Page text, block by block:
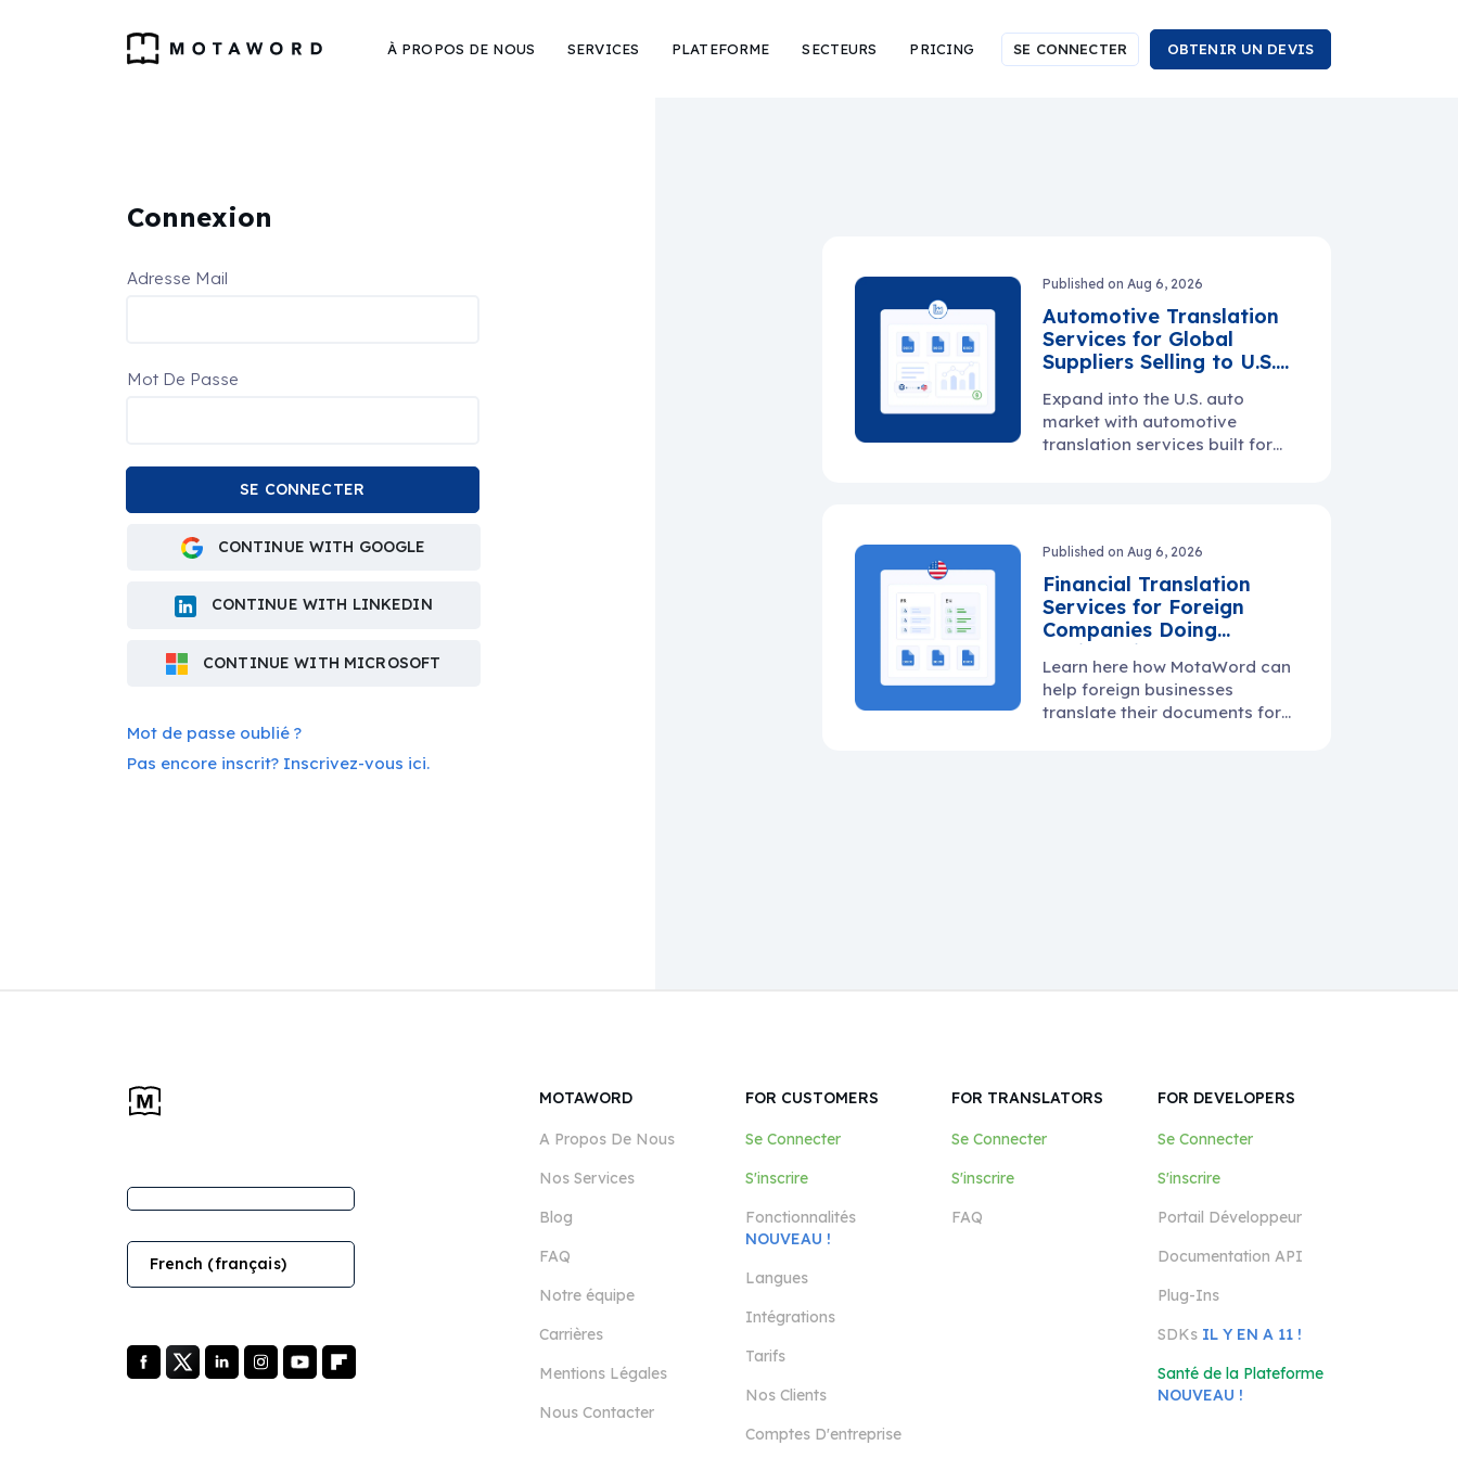
À PROPOS DE NOUS SERVICES PLATEFORME SECTEURS PRICING SE CONNECTER OBTENIR UN DEVIS
Connexion
Adresse Mail
Mot De Passe
CONTINUE WITH GOOGLE
CONTINUE WITH LINKEDIN
CONTINUE WITH MICROSOFT
Mot de passe oublié ?
Pas encore inscrit? Inscrivez-vous ici.
Published on Aug 6, 2026
Automotive Translation
Services for Global
Suppliers Selling to U.S.
Expand into the U.S. auto
market with automotive
translation services built for
Published on Aug 6, 2026
Financial Translation
Services for Foreign
Companies Doing
Business in the U.S.
Learn here how MotaWord can
help foreign businesses
translate their documents for
French (français)
MOTAWORD
A Propos De Nous
Nos Services
Blog
FAQ
Notre équipe
Carrières
Mentions Légales
Nous Contacter
FOR CUSTOMERS
Se Connecter
S'inscrire
Fonctionnalités
NOUVEAU !
Langues
Intégrations
Tarifs
Nos Clients
Comptes D'entreprise
FOR TRANSLATORS
Se Connecter
S'inscrire
FAQ
FOR DEVELOPERS
Se Connecter
S'inscrire
Portail Développeur
Documentation API
Plug-Ins
SDKs IL Y EN A 11 !
Santé de la Plateforme
NOUVEAU !